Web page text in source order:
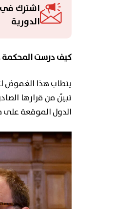
اشترك في
الدورية
كيف درست المحكمة
يتطاب هذا الغموض
تبيّن من قرارها
الدول الموقعة على